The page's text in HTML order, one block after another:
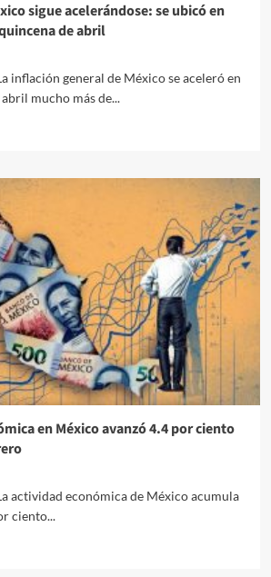
sigue acelerándose: se ubicó en
de abril
inflación general de México se aceleró en
mucho más de...
en México avanzó 4.4 por ciento
actividad económica de México acumula
ciento...